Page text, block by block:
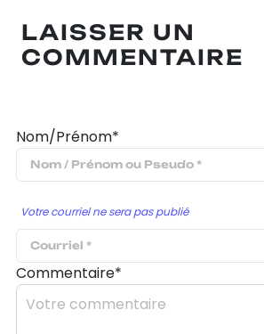
LAISSER UN
COMMENTAIRE
Nom/Prénom*
Votre courriel ne sera pas publié
Commentaire*